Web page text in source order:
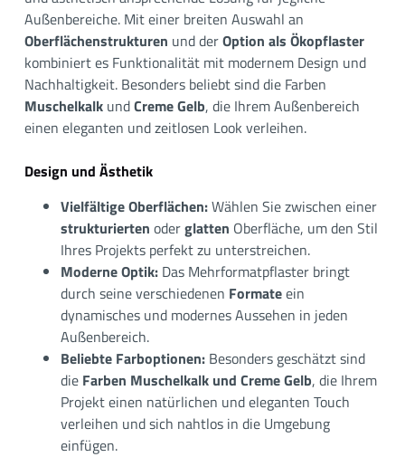
Außenbereiche. Mit einer breiten Auswahl an
Oberflächenstrukturen und derOption als Ökopflaster
kombiniert es Funktionalität mit modernem Design und
Nachhaltigkeit. Besonders beliebt sind die Farben
MuschelkalkundCreme Gelb, die Ihrem Außenbereich
einen eleganten und zeitlosen Look verleihen.
Design und Ästhetik
Vielfältige Oberflächen:Wählen Sie zwischen einer
strukturierten oderglatten Oberfläche, um den Stil
Ihres Projekts perfekt zu unterstreichen.
Moderne Optik:Das Mehrformatpflaster bringt
durch seine verschiedenen Formateein
dynamisches und modernes Aussehen in jeden
Außenbereich.
Beliebte Farboptionen:Besonders geschätzt sind
die Farben Muschelkalk und Creme Gelb, die Ihrem
Projekt einen natürlichen und eleganten Touch
verleihen und sich nahtlos in die Umgebung
einfügen.